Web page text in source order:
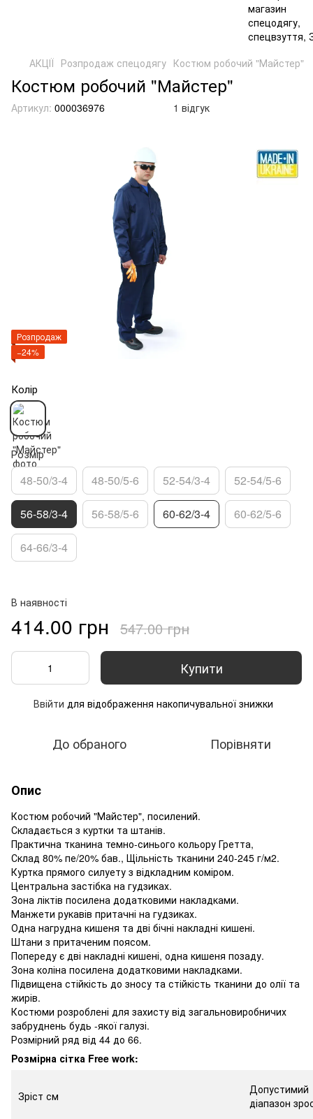
АКЦІЇ Розпродаж спецодягу Костюм робочий "Майстер"
Костюм робочий "Майстер"
Артикул: 000036976 1 відгук
Розпродаж
−24%
Колір
Розмір
48-50/3-4 48-50/5-6 52-54/3-4 52-54/5-6
56-58/3-4 56-58/5-6 60-62/3-4 60-62/5-6
64-66/3-4
В наявності
414.00 грн 547.00 грн
Купити
Ввійти для відображення накопичувальної знижки
До обраного Порівняти
Опис
Костюм робочий "Майстер", посилений.
Складається з куртки та штанів.
Практична тканина темно-синього кольору Гретта,
Склад 80% пе/20% бав., Щільність тканини 240-245 г/м2.
Куртка прямого силуету з відкладним коміром.
Центральна застібка на гудзиках.
Зона ліктів посилена додатковими накладками.
Манжети рукавів притачні на гудзиках.
Одна нагрудна кишеня та дві бічні накладні кишені.
Штани з притаченим поясом.
Попереду є дві накладні кишені, одна кишеня позаду.
Зона коліна посилена додатковими накладками.
Підвищена стійкість до зносу та стійкість тканини до олії та
жирів.
Костюми розроблені для захисту від загальновиробничих
забруднень будь -якої галузі.
Розмірний ряд ​​від 44 до 66.
Розмірна сітка Free work:
Зріст см
Допустимий
діапазон